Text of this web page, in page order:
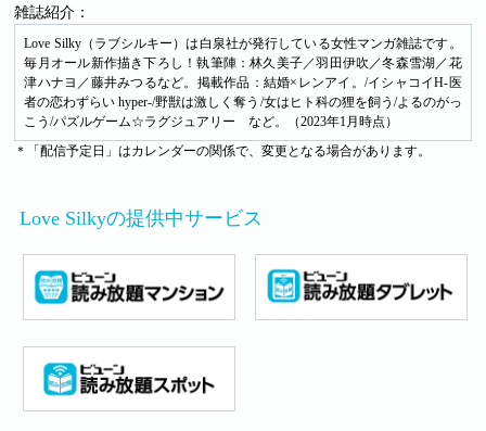
雑誌紹介：
Love Silky（ラブシルキー）は白泉社が発行している女性マンガ雑誌です。
毎月オール新作描き下ろし！執筆陣：林久美子／羽田伊吹／冬森雪湖／花
津ハナヨ／藤井みつるなど。掲載作品：結婚×レンアイ。/イシャコイH-医
者の恋わずらい hyper-/野獣は激しく奪う/女はヒト科の狸を飼う/よるのがっ
こう/パズルゲーム☆ラグジュアリー など。（2023年1月時点）
＊「配信予定日」はカレンダーの関係で、変更となる場合があります。
Love Silkyの提供中サービス